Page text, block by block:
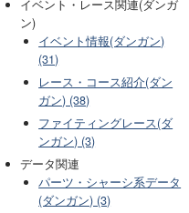
イベント・レース関連(ダンガ
ン)
イベント情報(ダンガン)
(31)
レース・コース紹介(ダン
ガン) (38)
ファイティングレース(ダ
ンガン) (3)
データ関連
パーツ・シャーシ系データ
(ダンガン) (3)